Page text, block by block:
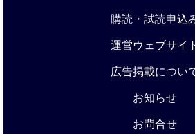
購読・試読申込
運営ウェブサイ
広告掲載につい
お知らせ
お問合せ